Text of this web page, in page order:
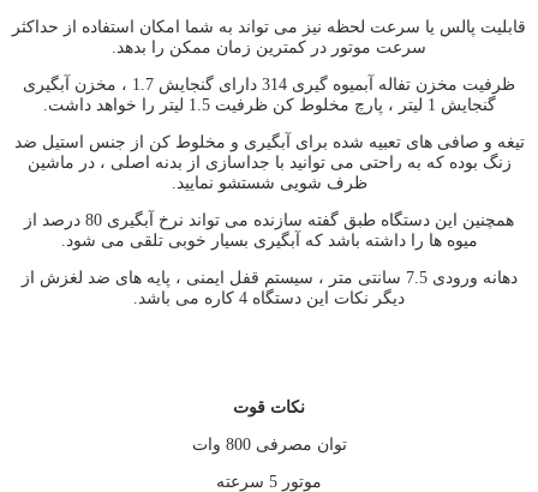
قابلیت پالس یا سرعت لحظه نیز می تواند به شما امکان استفاده از حداکثر
سرعت موتور در کمترین زمان ممکن را بدهد.
ظرفیت مخزن تفاله آبمیوه گیری 314 دارای گنجایش 1.7 ، مخزن آبگیری
گنجایش 1 لیتر ، پارچ مخلوط کن ظرفیت 1.5 لیتر را خواهد داشت.
تیغه و صافی های تعبیه شده برای آبگیری و مخلوط کن از جنس استیل ضد
زنگ بوده که به راحتی می توانید با جداسازی از بدنه اصلی ، در ماشین
ظرف شویی شستشو نمایید.
همچنین این دستگاه طبق گفته سازنده می تواند نرخ آبگیری 80 درصد از
میوه ها را داشته باشد که آبگیری بسیار خوبی تلقی می شود.
دهانه ورودی 7.5 سانتی متر ، سیستم قفل ایمنی ، پایه های ضد لغزش از
دیگر نکات این دستگاه 4 کاره می باشد.
نکات قوت
توان مصرفی 800 وات
موتور 5 سرعته